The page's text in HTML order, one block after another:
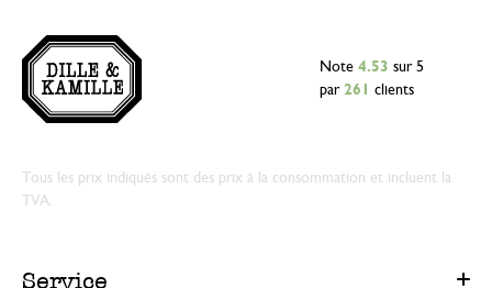
Note 4.53 sur 5
par 261 clients
Tous les prix indiqués sont des prix à la consommation et incluent la
TVA.
Service